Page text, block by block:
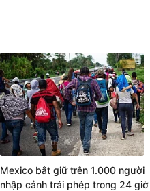
Mexico bắt giữ trên 1.000 người
nhập cảnh trái phép trong 24 giờ